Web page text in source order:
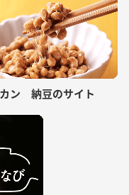
ン 納豆のサイト